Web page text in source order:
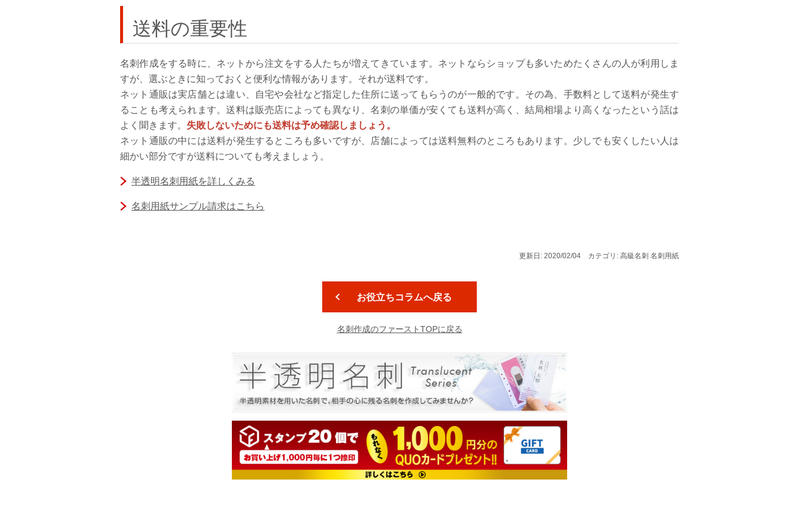
送料の重要性
名刺作成をする時に、ネットから注文をする人たちが増えてきています。ネットならショップも多いためたくさんの人が利用しま
すが、選ぶときに知っておくと便利な情報があります。それが送料です。
ネット通販は実店舗とは違い、自宅や会社など指定した住所に送ってもらうのが一般的です。その為、手数料として送料が発生す
ることも考えられます。送料は販売店によっても異なり、名刺の単価が安くても送料が高く、結局相場より高くなったという話は
よく聞きます。 失敗しないためにも送料は予め確認しましょう。
ネット通販の中には送料が発生するところも多いですが、店舗によっては送料無料のところもあります。少しでも安くしたい人は
細かい部分ですが送料についても考えましょう。
半透明名刺用紙を詳しくみる
名刺用紙サンプル請求はこちら
更新日: 2020/02/04 カテゴリ: 高級名刺 名刺用紙
お役立ちコラムへ戻る
名刺作成のファーストTOPに戻る